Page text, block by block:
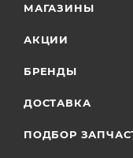
МАГАЗИНЫ
АКЦИИ
БРЕНДЫ
ДОСТАВКА
ПОДБОР